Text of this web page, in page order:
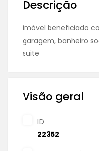
Descrição
imóvel beneficiado
garagem, banheiro
suite
Visão geral
ID
22352